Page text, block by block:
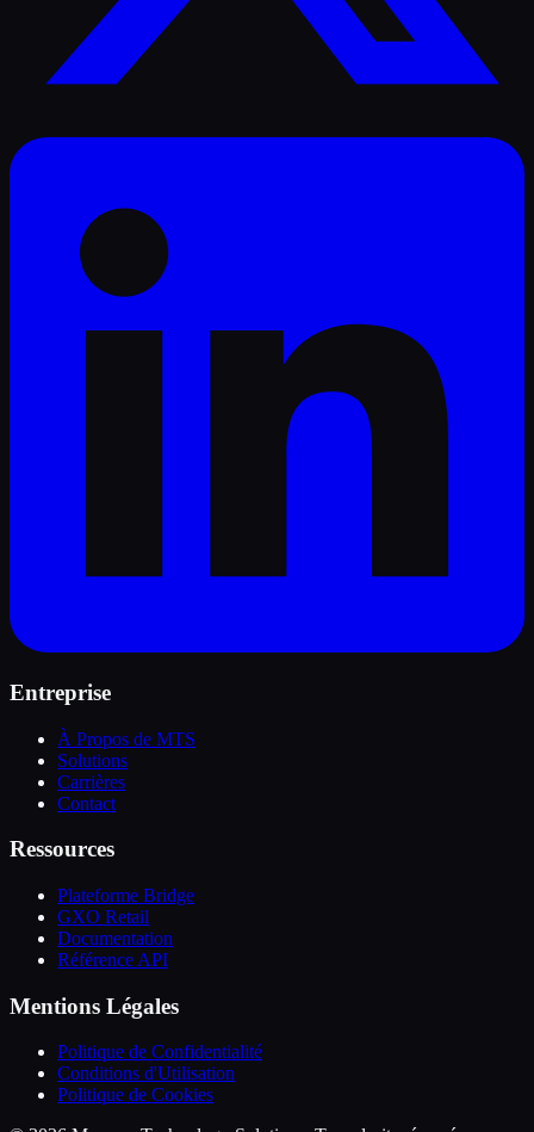
Entreprise
À Propos de MTS
Solutions
Carrières
Contact
Ressources
Plateforme Bridge
GXO Retail
Documentation
Référence API
Mentions Légales
Politique de Confidentialité
Conditions d'Utilisation
Politique de Cookies